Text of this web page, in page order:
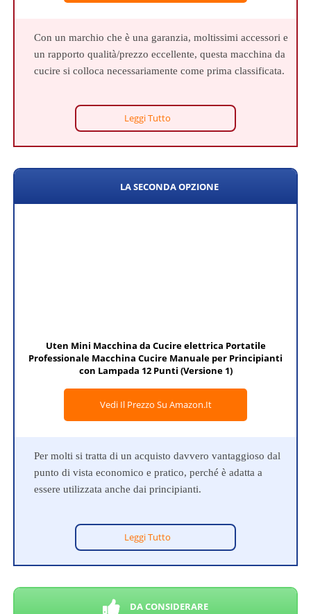
Con un marchio che è una garanzia, moltissimi accessori e
un rapporto qualità/prezzo eccellente, questa macchina da
cucire si colloca necessariamente come prima classificata.
Leggi Tutto
LA SECONDA OPZIONE
Uten Mini Macchina da Cucire elettrica Portatile
Professionale Macchina Cucire Manuale per Principianti
con Lampada 12 Punti (Versione 1)
Vedi Il Prezzo Su Amazon.it
Per molti si tratta di un acquisto davvero vantaggioso dal
punto di vista economico e pratico, perché è adatta a
essere utilizzata anche dai principianti.
Leggi Tutto
DA CONSIDERARE